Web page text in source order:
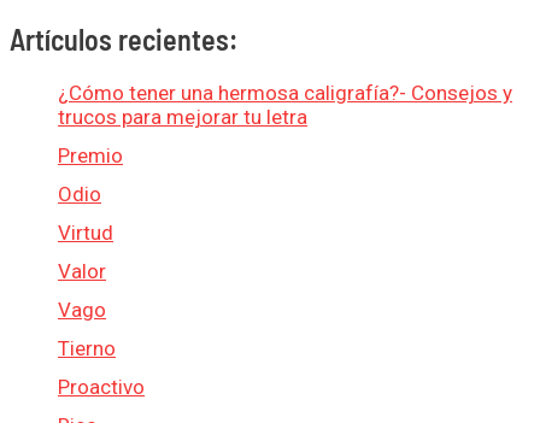
Artículos recientes:
¿Cómo tener una hermosa caligrafía?- Consejos y
trucos para mejorar tu letra
Premio
Odio
Virtud
Valor
Vago
Tierno
Proactivo